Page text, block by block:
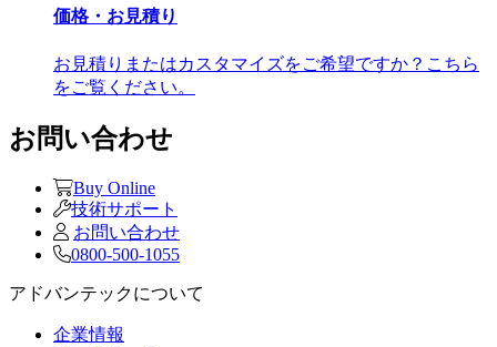
価格・お見積り
お見積りまたはカスタマイズをご希望ですか？こちら
をご覧ください。
お問い合わせ
Buy Online
技術サポート
お問い合わせ
0800-500-1055
アドバンテックについて
企業情報